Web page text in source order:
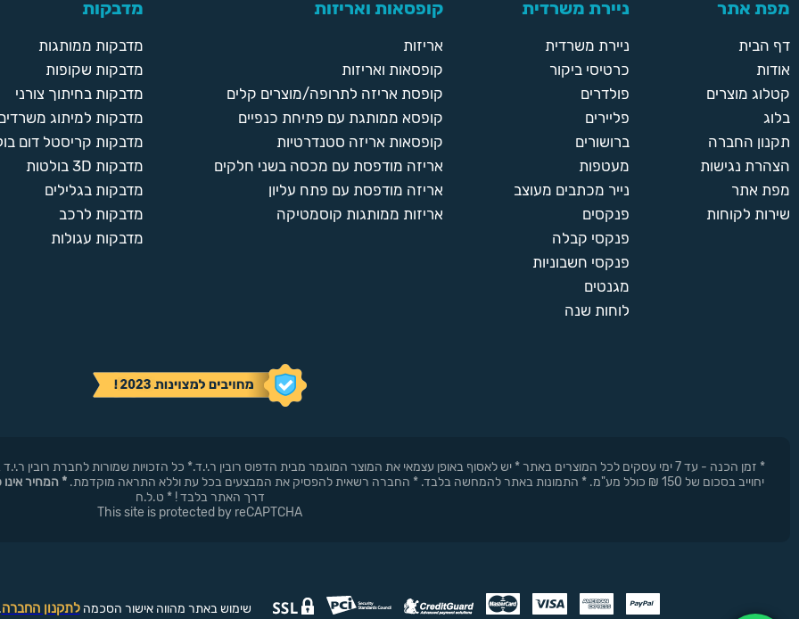
מפת אתר
דף הבית
אודות
קטלוג מוצרים
בלוג
תקנון החברה
הצהרת נגישות
מפת אתר
שירות לקוחות
ניירת משרדית
ניירת משרדית
כרטיסי ביקור
פולדרים
פליירים
ברושורים
מעטפות
נייר מכתבים מעוצב
פנקסים
פנקסי קבלה
פנקסי חשבוניות
מגנטים
לוחות שנה
קופסאות ואריזות
אריזות
קופסאות ואריזות
קופסת אריזה לתרופה/מוצרים קלים
קופסא ממותגת עם פתיחת כנפיים
קופסאות אריזה סטנדרטיות
אריזה מודפסת עם מכסה בשני חלקים
אריזה מודפסת עם פתח עליון
אריזות ממותגות קוסמטיקה
מדבקות
מדבקות ממותגות
מדבקות שקופות
מדבקות בחיתוך צורני
מדבקות למיתוג
מדבקות קריסטל דום
מדבקות 3D בולטות
מדבקות בגלילים
מדבקות לרכב
מדבקות עגולות
* זמן הכנה - עד 7 ימי עסקים לכל המוצרים באתר * יש לאסוף באופן עצמאי את המוצר המוגמר מבית הדפוס רובין ר.י.ד.* כל הזכויות שמורות לחברת
יחוייב בסכום של 150 ₪ כולל מע"מ. * התמונות באתר להמחשה בלבד. * החברה רשאית להפסיק את המבצעים בכל עת וללא התראה מוקדמת.
* המחיר
דרך האתר בלבד ! * ט.ל.ח
This site is protected by reCAPTCHA
שימוש באתר מהווה אישור הסכמהלתקנון החברה